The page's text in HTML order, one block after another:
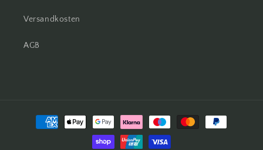
Versandkosten
AGB
Zahlungsmethoden